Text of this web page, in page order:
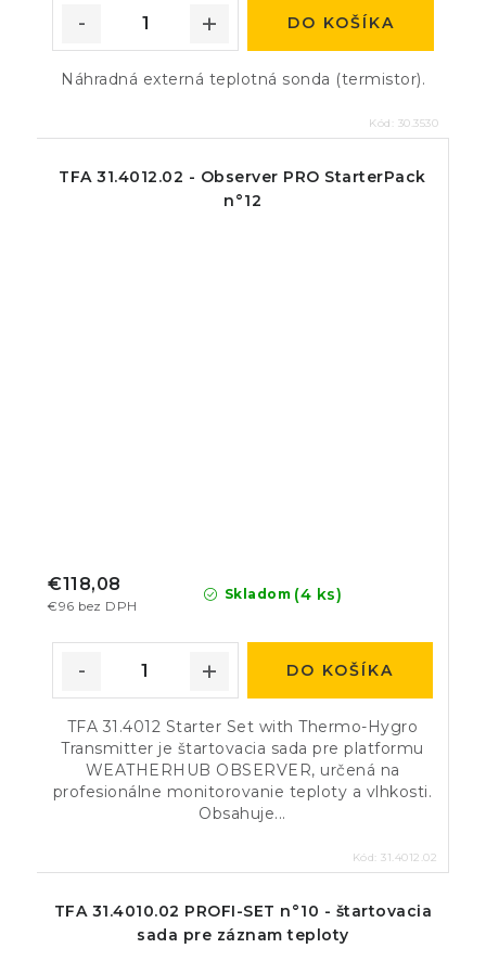
DO KOŠÍKA
Náhradná externá teplotná sonda (termistor).
Kód: 30.3530
TFA 31.4012.02 - Observer PRO StarterPack
n°12
Skladom (4 ks)
€96 bez DPH
€118,08
DO KOŠÍKA
TFA 31.4012 Starter Set with Thermo-Hygro
Transmitter je štartovacia sada pre platformu
WEATHERHUB OBSERVER, určená na
profesionálne monitorovanie teploty a vlhkosti.
Obsahuje...
Kód: 31.4012.02
TFA 31.4010.02 PROFI-SET n°10 - štartovacia
sada pre záznam teploty